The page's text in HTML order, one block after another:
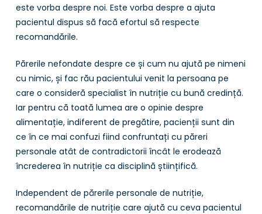
este vorba despre noi. Este vorba despre a ajuta
pacientul dispus să facă efortul să respecte
recomandările.
Părerile nefondate despre ce și cum nu ajută pe nimeni
cu nimic, și fac rău pacientului venit la persoana pe
care o consideră specialist în nutriție cu bună credință.
Iar pentru că toată lumea are o opinie despre
alimentație, indiferent de pregătire, pacienții sunt din
ce în ce mai confuzi fiind confruntați cu păreri
personale atât de contradictorii încât le erodează
încrederea în nutriție ca disciplină științifică.
Independent de părerile personale de nutriție,
recomandările de nutriție care ajută cu ceva pacientul